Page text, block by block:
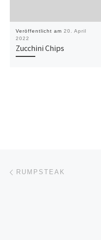
Veröffentlicht am 20. April
2022
Zucchini Chips
RUMPSTEAK